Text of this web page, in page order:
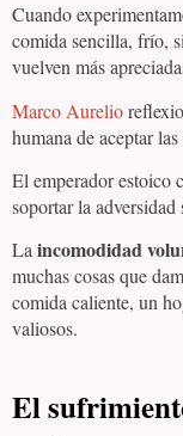
Cuando
comida sencilla, frío,
vuelven más
Marco Aurelio
humana de aceptar
El emperador estoico
soportar la
Laincomodidad
muchas cosas que
comida caliente, un
valiosos.
El